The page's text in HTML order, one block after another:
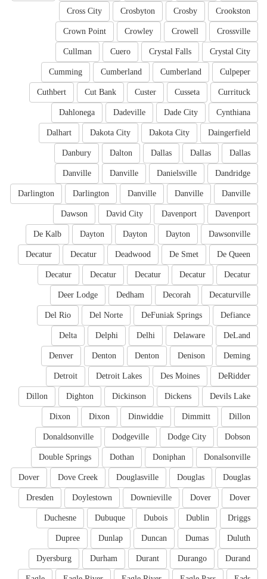
Crookston
Crosby
Crosbyton
Cross City
Crossville
Crowell
Crowley
Crown Point
Crystal City
Crystal Falls
Cuero
Cullman
Culpeper
Cumberland
Cumberland
Cumming
Currituck
Cusseta
Custer
Cut Bank
Cuthbert
Cynthiana
Dade City
Dadeville
Dahlonega
Daingerfield
Dakota City
Dakota City
Dalhart
Dallas
Dallas
Dallas
Dalton
Danbury
Dandridge
Danielsville
Danville
Danville
Danville
Danville
Danville
Darlington
Darlington
Davenport
Davenport
David City
Dawson
Dawsonville
Dayton
Dayton
Dayton
De Kalb
De Queen
De Smet
Deadwood
Decatur
Decatur
Decatur
Decatur
Decatur
Decatur
Decatur
Decaturville
Decorah
Dedham
Deer Lodge
Defiance
DeFuniak Springs
Del Norte
Del Rio
DeLand
Delaware
Delhi
Delphi
Delta
Deming
Denison
Denton
Denton
Denver
DeRidder
Des Moines
Detroit Lakes
Detroit
Devils Lake
Dickens
Dickinson
Dighton
Dillon
Dillon
Dimmitt
Dinwiddie
Dixon
Dixon
Dobson
Dodge City
Dodgeville
Donaldsonville
Donalsonville
Doniphan
Dothan
Double Springs
Douglas
Douglas
Douglasville
Dove Creek
Dover
Dover
Dover
Downieville
Doylestown
Dresden
Driggs
Dublin
Dubois
Dubuque
Duchesne
Duluth
Dumas
Duncan
Dunlap
Dupree
Durand
Durango
Durant
Durham
Dyersburg